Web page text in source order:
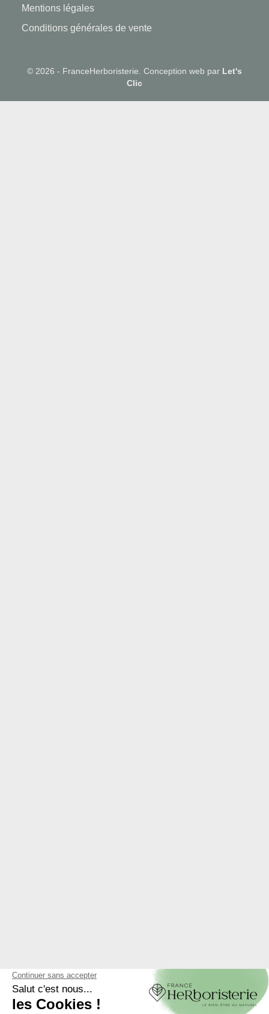
Mentions légales
Conditions générales de vente
© 2026 - FranceHerboristerie. Conception web par Let's
Clic